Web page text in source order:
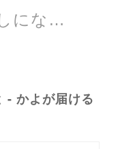
見通しのよい暮らしになる片づけサイト
- かよが届ける